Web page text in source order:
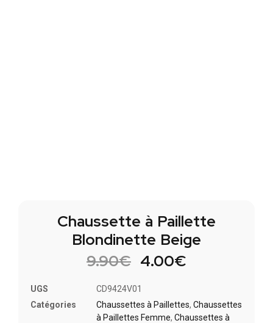
Chaussette à Paillette
Blondinette Beige
9.90€ 4.00€
UGS
CD9424V01
Catégories
Chaussettes à Paillette​s, Chaussettes
à Paillettes Femme, Chaussettes à